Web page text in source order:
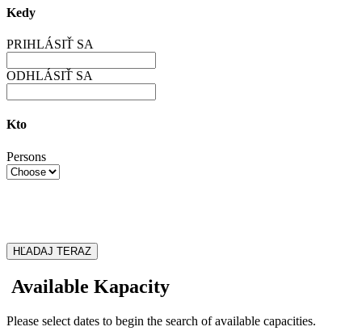
Kedy
PRIHLÁSIŤ SA
ODHLÁSIŤ SA
Kto
Persons
HĽADAJ TERAZ
Available Kapacity
Please select dates to begin the search of available capacities.